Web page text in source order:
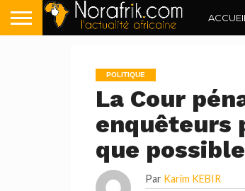
ACCUEIL
POLITIQUE
La Cour
enquêteurs
que possible
Par Karim KEBIR